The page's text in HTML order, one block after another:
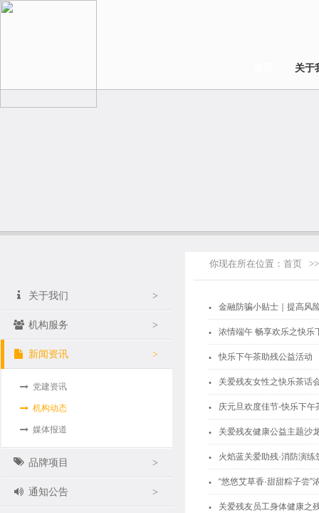
关于
关于我们 >
机构服务 >
新闻资讯 >
党建资讯
机构动态
媒体报道
品牌项目 >
通知公告 >
你现在所在位置： 首页 >>
. 金融防骗小贴士｜提高风
. 浓情端午 畅享欢乐之快乐
. 快乐下午茶助残公益活动
. 关爱残友女性之快乐茶话
. 庆元旦欢度佳节-快乐下午
. 关爱残友健康公益主题沙
. 火焰蓝关爱助残·消防演练
. “悠悠艾草香·甜甜粽子尝”
. 关爱残友员工身体健康之